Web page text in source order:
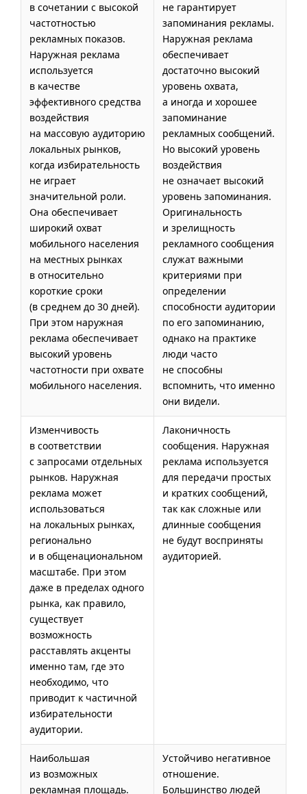
в сочетании с высокой
частотностью
рекламных показов.
Наружная реклама
используется
в качестве
эффективного средства
воздействия
на массовую аудиторию
локальных рынков,
когда избирательность
не играет
значительной роли.
Она обеспечивает
широкий охват
мобильного населения
на местных рынках
в относительно
короткие сроки
(в среднем до 30 дней).
При этом наружная
реклама обеспечивает
высокий уровень
частотности при охвате
мобильного населения.
не гарантирует
запоминания рекламы.
Наружная реклама
обеспечивает
достаточно высокий
уровень охвата,
а иногда и хорошее
запоминание
рекламных сообщений.
Но высокий уровень
воздействия
не означает высокий
уровень запоминания.
Оригинальность
и зрелищность
рекламного сообщения
служат важными
критериями при
определении
способности аудитории
по его запоминанию,
однако на практике
люди часто
не способны
вспомнить, что именно
они видели.
Изменчивость
в соответствии
с запросами отдельных
рынков. Наружная
реклама может
использоваться
на локальных рынках,
регионально
и в общенациональном
масштабе. При этом
даже в пределах одного
рынка, как правило,
существует
возможность
расставлять акценты
именно там, где это
необходимо, что
приводит к частичной
избирательности
аудитории.
Лаконичность
сообщения. Наружная
реклама используется
для передачи простых
и кратких сообщений,
так как сложные или
длинные сообщения
не будут восприняты
аудиторией.
Наибольшая
из возможных
рекламная площадь.
Устойчиво негативное
отношение.
Большинство людей